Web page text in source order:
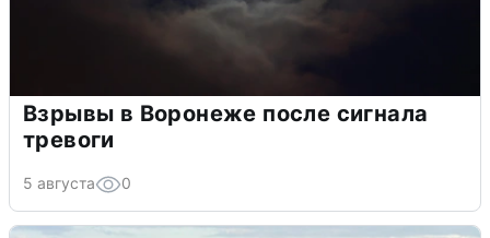
Взрывы в Воронеже после сигнала
тревоги
5 августа 0